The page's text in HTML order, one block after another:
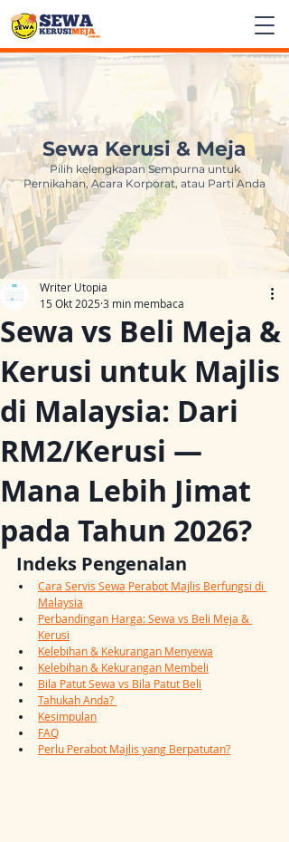
Sewa Kerusi & Meja
Pilih kelengkapan Sempurna untuk
Pernikahan, Acara Korporat, atau Parti Anda
Sewa vs Beli Meja &
Kerusi untuk Majlis
di Malaysia: Dari
RM2/Kerusi —
Mana Lebih Jimat
pada Tahun 2026?
Writer Utopia
15 Okt 20253 min membaca
Indeks Pengenalan
Cara Servis Sewa Perabot Majlis Berfungsi di
Malaysia
Perbandingan Harga: Sewa vs Beli Meja &
Kerusi
Kelebihan & Kekurangan Menyewa
Kelebihan & Kekurangan Membeli
Bila Patut Sewa vs Bila Patut Beli
Tahukah Anda?
Kesimpulan
FAQ
Perlu Perabot Majlis yang Berpatutan?